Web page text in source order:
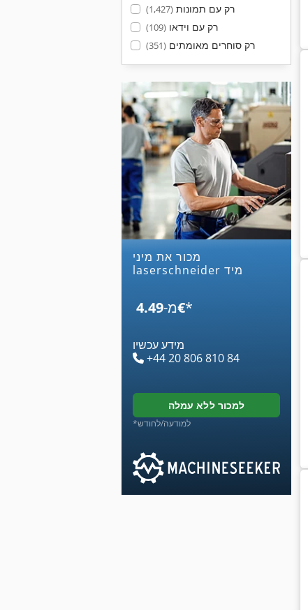
רק עם תמונות(1,427)
רק עם וידאו(109)
רק סוחרים מאומתים(351)
מכור את מיני
laserschneider מיד
מ-‏4.49 ‏€*
מידע עכשיו
+44 20 806 810 84
למכור ללא עמלה
*למודעה/לחודש